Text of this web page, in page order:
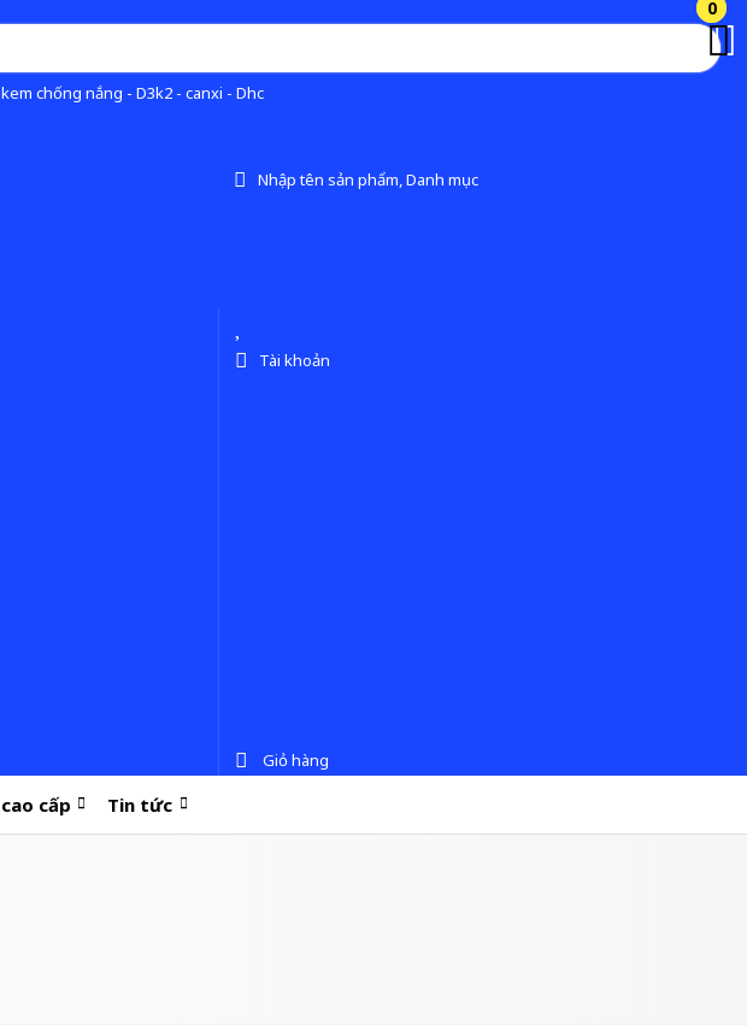
chống nắng - D3k2 - canxi - Dhc
Nhập tên sản phẩm, Danh mục
0
Tài khoản
0
Giỏ hàng
cấp Tin tức